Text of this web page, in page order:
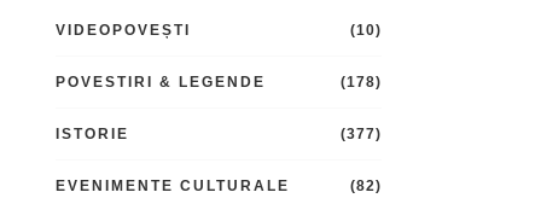
VIDEOPOVEȘTI (10)
POVESTIRI & LEGENDE (178)
ISTORIE (377)
EVENIMENTE CULTURALE (82)